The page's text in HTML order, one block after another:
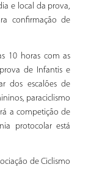
e local da prova,
confirmação de
10 horas com as
de Infantis e
dos escalões de
paraciclismo
a competição de
protocolar está
de Ciclismo